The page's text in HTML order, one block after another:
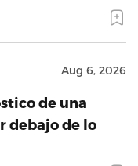
Aug 6, 2026
de una
debajo de lo